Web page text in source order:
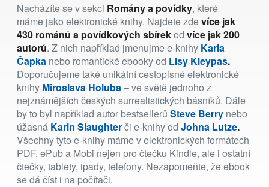
Nacházíte se v sekci Romány a povídky, které
máme jako elektronické knihy. Najdete zdevíce jak
430 románů a povídkových sbírekod více jak 200
autorů. Z nich například jmenujme e-knihy Karla
Čapka nebo romantické ebooky od Lisy Kleypas.
Doporučujeme také unikátní cestopisné elektronické
knihy Miroslava Holuba – ve světě jednoho z
nejznámějších českých surrealistických básníků. Dále
by to byl například autor bestsellerů Steve Berry nebo
úžasná Karin Slaughterči e-knihy od Johna Lutze.
Všechny tyto e-knihy máme v elektronických formátech
PDF, ePub a Mobi nejen pro čtečku Kindle, ale i ostatní
čtečky, tablety, ipady, telefony. Nezapomeňte, že ebook
se dá číst i na počítači.